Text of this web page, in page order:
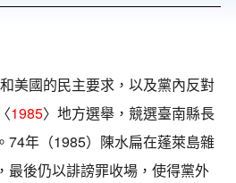
美國的民主要求，以及黨內反對
1985〉地方選舉，競選臺南縣長
74年（1985）陳水扁在蓬萊島雜
最後仍以誹謗罪收場，使得黨外